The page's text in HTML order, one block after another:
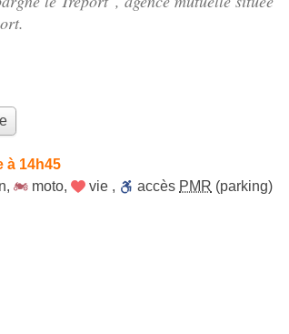
à 14h45
, moto, vie , accès PMR (parking)